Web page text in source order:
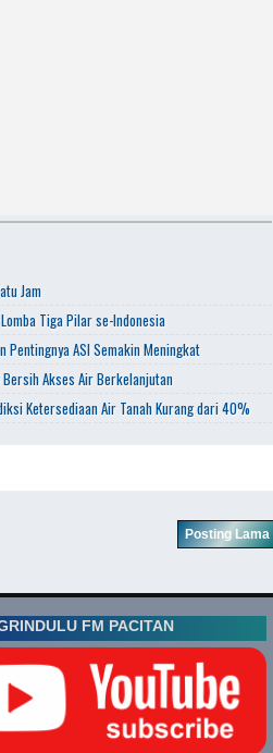
Jam
Tiga Pilar se-Indonesia
Pentingnya ASI Semakin Meningkat
Akses Air Berkelanjutan
Ketersediaan Air Tanah Kurang dari 40%
Posting Lama
FM PACITAN